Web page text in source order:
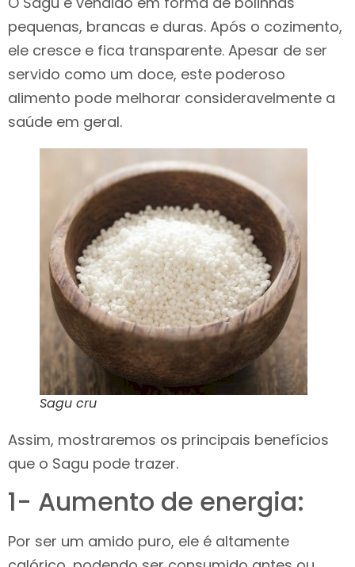
pequenas, brancas e duras. Após o cozimento,
ele cresce e fica transparente. Apesar de ser
servido como um doce, este poderoso
alimento pode melhorar consideravelmente a
saúde em geral.
Sagu cru
Assim, mostraremos os principais benefícios
que o Sagu pode trazer.
1- Aumento de energia:
Por ser um amido puro, ele é altamente